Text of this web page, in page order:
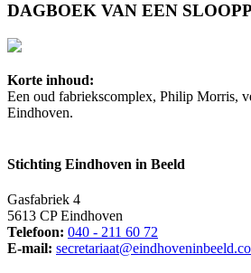
DAGBOEK VAN EEN
Korte inhoud:
Een oud fabriekscomplex, Philip Morris,
Eindhoven.
Stichting Eindhoven in Beeld
Gasfabriek 4
5613 CP Eindhoven
Telefoon: 040 - 211 60 72
E-mail: